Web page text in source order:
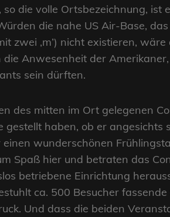
die volle Ortsbezeichnung, ist
die nahe US Air-Base,
zwei ,m’) nicht existieren,
Anwesenheit der
sein dürften.
des mitten im Ort gelegenen
haben, ob er angesichts
wunderschönen
Spaß hier und betraten das
betriebene Einrichtung
ca. 500 Besucher fassende
Und dass die beiden